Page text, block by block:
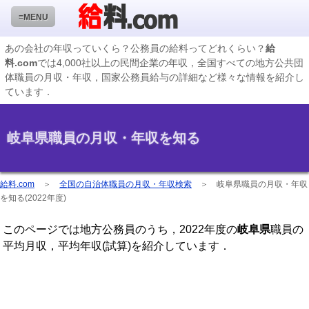
≡MENU
企業検索
年収ランキング
国家公務員編
地方公務員給料検索
私立大学教員編
収録企業データの状況
あの会社の年収っていくら？公務員の給料ってどれくらい？給
料.comでは4,000社以上の民間企業の年収，全国すべての地方公共団
体職員の月収・年収，国家公務員給与の詳細など様々な情報を紹介し
ています．
岐阜県職員の月収・年収を知る
給料.com ＞ 全国の自治体職員の月収・年収検索 ＞ 岐阜県職員の月収・年収
を知る(2022年度)
このページでは地方公務員のうち，2022年度の岐阜県職員の
平均月収，平均年収(試算)を紹介しています．